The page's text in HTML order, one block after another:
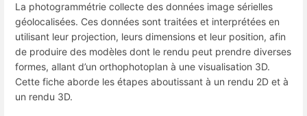
La photogrammétrie collecte des données image sérielles
géolocalisées. Ces données sont traitées et interprétées en
utilisant leur projection, leurs dimensions et leur position, afin
de produire des modèles dont le rendu peut prendre diverses
formes, allant d’un orthophotoplan à une visualisation 3D.
Cette fiche aborde les étapes aboutissant à un rendu 2D et à
un rendu 3D.